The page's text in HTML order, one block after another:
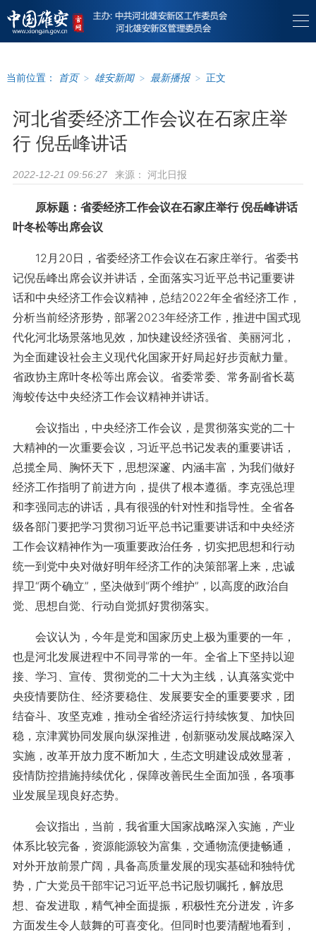
当前位置： 首页 > 雄安新闻 > 最新播报 > 正文
河北省委经济工作会议在石家庄举
行 倪岳峰讲话
2022-12-21 09:56:27 来源： 河北日报
原标题：省委经济工作会议在石家庄举行 倪岳峰讲话
叶冬松等出席会议
12月20日，省委经济工作会议在石家庄举行。省委书
记倪岳峰出席会议并讲话，全面落实习近平总书记重要讲
话和中央经济工作会议精神，总结2022年全省经济工作，
分析当前经济形势，部署2023年经济工作，推进中国式现
代化河北场景落地见效，加快建设经济强省、美丽河北，
为全面建设社会主义现代化国家开好局起好步贡献力量。
省政协主席叶冬松等出席会议。省委常委、常务副省长葛
海蛟传达中央经济工作会议精神并讲话。
会议指出，中央经济工作会议，是贯彻落实党的二十
大精神的一次重要会议，习近平总书记发表的重要讲话，
总揽全局、胸怀天下，思想深邃、内涵丰富，为我们做好
经济工作指明了前进方向，提供了根本遵循。李克强总理
和李强同志的讲话，具有很强的针对性和指导性。全省各
级各部门要把学习贯彻习近平总书记重要讲话和中央经济
工作会议精神作为一项重要政治任务，切实把思想和行动
统一到党中央对做好明年经济工作的决策部署上来，忠诚
捍卫“两个确立”，坚决做到“两个维护”，以高度的政治自
觉、思想自觉、行动自觉抓好贯彻落实。
会议认为，今年是党和国家历史上极为重要的一年，
也是河北发展进程中不同寻常的一年。全省上下坚持以迎
接、学习、宣传、贯彻党的二十大为主线，认真落实党中
央疫情要防住、经济要稳住、发展要安全的重要要求，团
结奋斗、攻坚克难，推动全省经济运行持续恢复、加快回
稳，京津冀协同发展向纵深推进，创新驱动发展战略深入
实施，改革开放力度不断加大，生态文明建设成效显著，
疫情防控措施持续优化，保障改善民生全面加强，各项事
业发展呈现良好态势。
会议指出，当前，我省重大国家战略深入实施，产业
体系比较完备，资源能源较为富集，交通物流便捷畅通，
对外开放前景广阔，具备高质量发展的现实基础和独特优
势，广大党员干部牢记习近平总书记殷切嘱托，解放思
想、奋发进取，精气神全面提振，积极性充分迸发，许多
方面发生令人鼓舞的可喜变化。但同时也要清醒地看到，